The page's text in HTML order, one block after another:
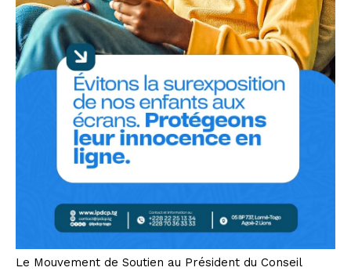
Le Mouvement de Soutien au Président du Conseil